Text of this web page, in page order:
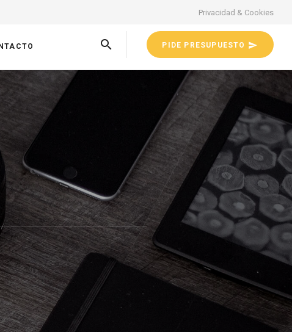
Privacidad & Cookies
PIDE PRESUPUESTO